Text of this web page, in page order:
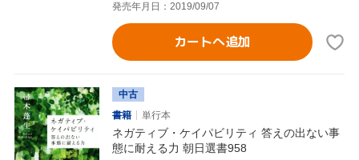
発売年月日：2019/09/07
カートへ追加
中古
書籍
単行本
ネガティブ・ケイパビリティ 答えの出ない事
態に耐える力 朝日選書958